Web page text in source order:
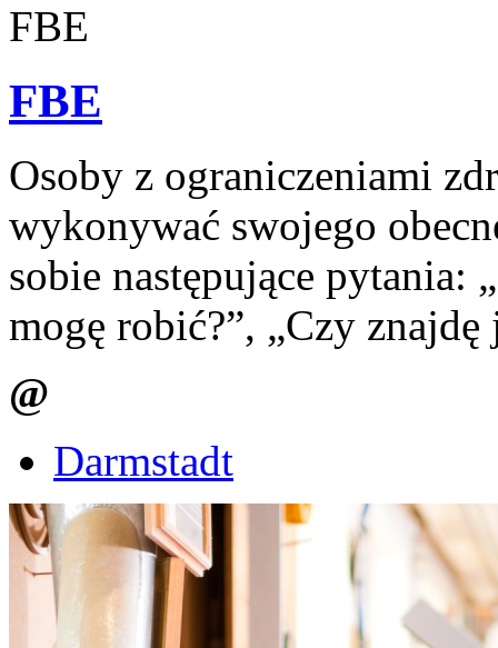
FBE
FBE
Osoby z ograniczeniami
wykonywać swojego
sobie następujące pytania:
mogę robić?”, „Czy znajdę
@
Darmstadt